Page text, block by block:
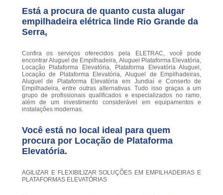
Está a procura de quanto custa alugar
empilhadeira elétrica linde Rio Grande da
Serra,
Confira os serviços oferecidos pela ELETRAC, você pode
encontrar Aluguel de Empilhadeira, Aluguel Plataforma Elevatória,
Locação Plataforma Elevatória, Plataforma Elevatória Aluguel,
Locação de Plataforma Elevatória, Aluguel de Empilhadeiras,
Aluguel de Plataforma Elevatória em Jundiaí e Conserto de
Empilhadeira, entre outras alternativas. Tudo isso graças a um
grupo de profissionais qualificados e especializados no ramo,
além de um investimento considerável em equipamentos e
instalações modernas.
Você está no local ideal para quem
procura por Locação de Plataforma
Elevatória.
AGILIZAR E FLEXIBILIZAR SOLUÇÕES EM EMPILHADEIRAS E
PLATAFORMAS ELEVATÓRIAS